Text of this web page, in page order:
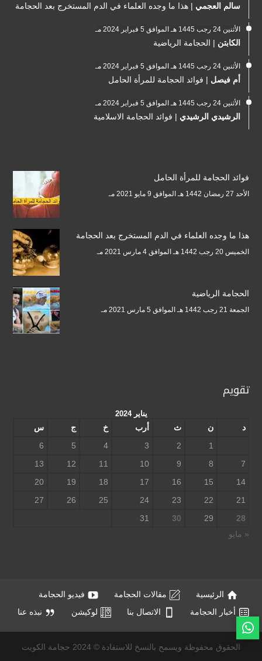
سالم العجمي | هذا ما وجده العلماء في الدم المستخرج بعد الحجامة
الأثنين 24 رجب 1445 هـ الموافق 5 فبراير 2024 مـ
الكابتن | الحجامة الرياضية
الأثنين 24 رجب 1445 هـ الموافق 5 فبراير 2024 مـ
أم فيصل | فوائد الحجامة للمرأة الحامل
الأثنين 24 رجب 1445 هـ الموافق 5 فبراير 2024 مـ
الرشيدي الرشيدي | فوائد الحجامة الاسلامية
فوائد الحجامة للمرأة الحامل
الأحد 27 رمضان 1442 هـ الموافق 9 مايو 2021 مـ
هذا ما وجده العلماء في الدم المستخرج بعد الحجامة
الخميس 20 رجب 1442 هـ الموافق 4 مارس 2021 مـ
الحجامة الرياضية
الجمعة 21 رجب 1442 هـ الموافق 5 مارس 2021 مـ
تقويم
يناير 2024
د ن ث أرب خ ج
س
1
2
3
4
5
6
7
8
9
10
11
12
13
14
15
16
17
18
19
20
21
22
23
24
25
26
27
28
29
30
31
« مايو
الرئيسية مقالات الحجامة
فيديو الحجامة
أخبار الحجامة
الاتصال بنا لوكيشن نبذه عنا
الحقوق محفوظة ويسمح بالنسخ للاستفادة © 2024 حجامة الكويت